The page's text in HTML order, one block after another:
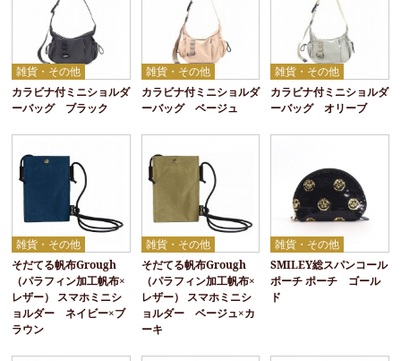
雑貨・その他
カラビナ付ミニショルダ
ーバッグ ブラック
雑貨・その他
カラビナ付ミニショルダ
ーバッグ ベージュ
雑貨・その他
カラビナ付ミニショルダ
ーバッグ オリーブ
雑貨・その他
そだてる帆布Grough
（パラフィン加工帆布×
レザー） スマホミニシ
ョルダー ネイビー×ブ
ラウン
雑貨・その他
そだてる帆布Grough
（パラフィン加工帆布×
レザー） スマホミニシ
ョルダー ベージュ×カ
ーキ
雑貨・その他
SMILEY総スパンコール
ポーチ ポーチ ゴール
ド